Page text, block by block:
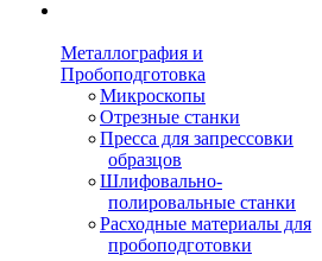
Металлография и
Пробоподготовка
Микроскопы
Отрезные станки
Пресса для запрессовки
образцов
Шлифовально-
полировальные станки
Расходные материалы для
пробоподготовки